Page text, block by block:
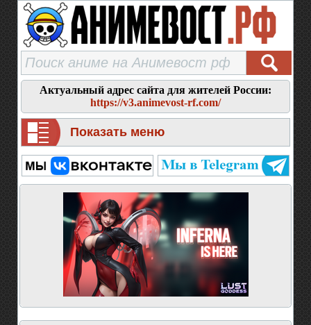
Актуальный адрес сайта для жителей России:
https://v3.animevost-rf.com/
Показать меню